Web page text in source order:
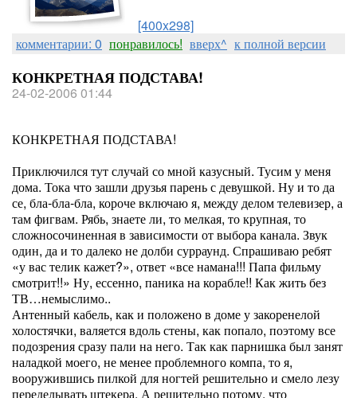
[400x298]
комментарии: 0 понравилось! вверх^ к полной версии
КОНКРЕТНАЯ ПОДСТАВА!
24-02-2006 01:44
КОНКРЕТНАЯ ПОДСТАВА!
Приключился тут случай со мной казусный. Тусим у меня
дома. Тока что зашли друзья парень с девушкой. Ну и то да
се, бла-бла-бла, короче включаю я, между делом телевизер, а
там фигвам. Рябь, знаете ли, то мелкая, то крупная, то
сложносочиненная в зависимости от выбора канала. Звук
один, да и то далеко не долби сурраунд. Спрашиваю ребят
«у вас телик кажет?», ответ «все намана!!! Папа фильму
смотрит!!» Ну, ессенно, паника на корабле!! Как жить без
ТВ…немыслимо..
Антенный кабель, как и положено в доме у закоренелой
холостячки, валяется вдоль стены, как попало, поэтому все
подозрения сразу пали на него. Так как парнишка был занят
наладкой моего, не менее проблемного компа, то я,
вооружившись пилкой для ногтей решительно и смело лезу
переделывать штекера. А решительно потому, что